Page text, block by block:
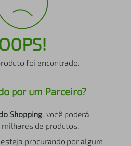
OOPS!
foi encontrado.
por um Parceiro?
Shopping, você poderá
de produtos.
procurando por algum